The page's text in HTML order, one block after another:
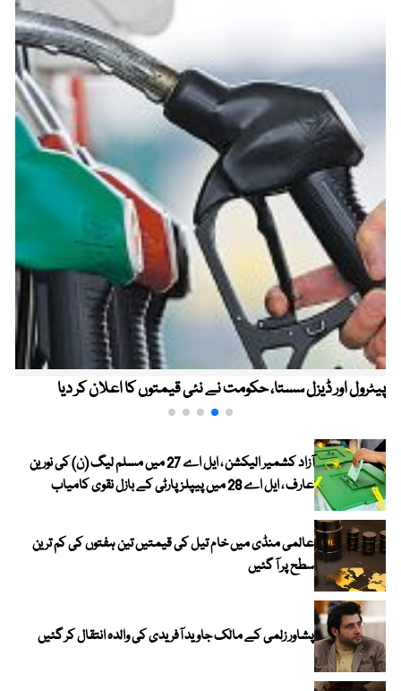
پیٹرول اور ڈیزل سستا، حکومت نے نئی قیمتوں کا اعلان کر دیا
آزاد کشمیر الیکشن ، ایل اے 27 میں مسلم لیگ (ن) کی نورین
عارف ، ایل اے 28 میں پیپلز پارٹی کے بازل نقوی کامیاب
عالمی منڈی میں خام تیل کی قیمتیں تین ہفتوں کی کم ترین
سطح پر آ گئیں
پشاور زلمی کے مالک جاوید آفریدی کی والدہ انتقال کر گئیں